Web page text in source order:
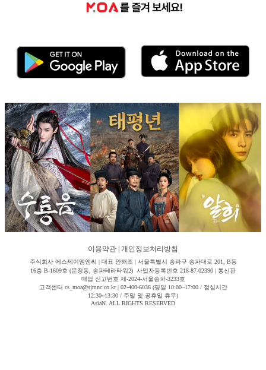
이용약관 개인정보처리방침
주식회사 에스제이엠엔씨 | 대표 안해조 | 서울특별시 송파구 송파대로 201, B동
16층 B-1609호 (문정동, 송파테라타워2) 사업자등록번호 218-87-02390 | 통신판
매업 신고번호 제-2024-서울송파-3233호
고객센터 cs_moa@sjmnc.co.kr | 02-400-6036 (평일 10:00~17:00 / 점심시간
12:30~13:30 / 주말 및 공휴일 휴무)
AsiaN. ALL RIGHTS RESERVED